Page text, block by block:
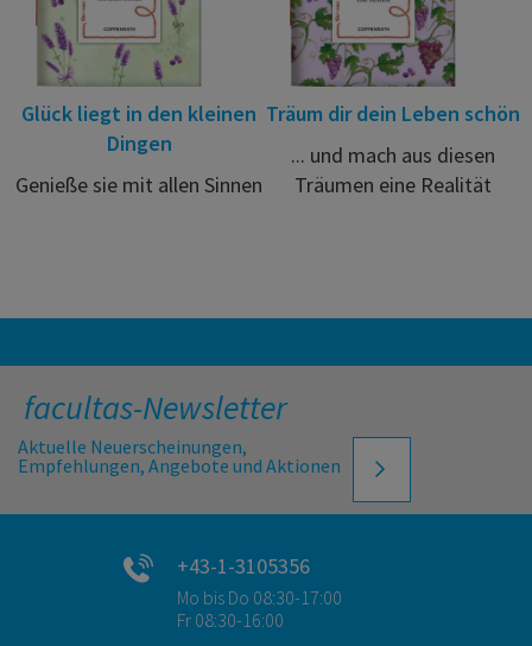
Glück liegt in den kleinen
Dingen
Genieße sie mit allen Sinnen
Träum dir dein Leben schön
... und mach aus diesen
Träumen eine Realität
facultas-Newsletter
Aktuelle Neuerscheinungen,
Empfehlungen, Angebote und Aktionen
+43-1-3105356
Mo bis Do 08:30-17:00
Fr 08:30-16:00